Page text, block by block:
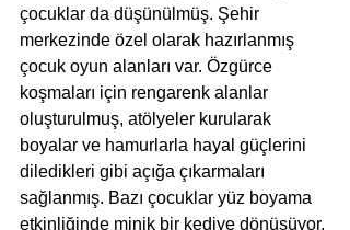
çocuklar da düşünülmüş. Şehir
merkezinde özel olarak hazırlanmış
çocuk oyun alanları var. Özgürce
koşmaları için rengarenk alanlar
oluşturulmuş, atölyeler kurularak
boyalar ve hamurlarla hayal güçlerini
diledikleri gibi açığa çıkarmaları
sağlanmış. Bazı çocuklar yüz boyama
etkinliğinde minik bir kediye dönüşüyor,